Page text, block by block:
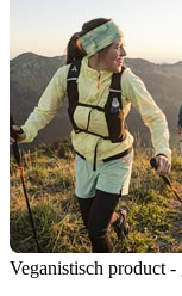
Veganistisch product